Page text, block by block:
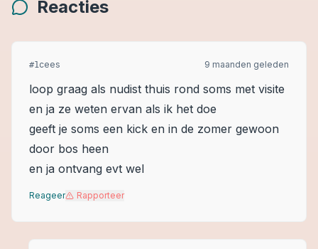
Reacties
#1cees 9 maanden geleden
loop graag als nudist thuis rond soms met visite
en ja ze weten ervan als ik het doe
geeft je soms een kick en in de zomer gewoon
door bos heen
en ja ontvang evt wel
Reageer Rapporteer